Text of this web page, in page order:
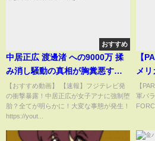
おすすめ
中居正広 渡邊渚 への9000万 揉
み消し騒動の真相が胸糞悪す
ぎ。 過去の被害者が語る壮絶な
内容に視聴者ドン引き…
【おすすめ動画】 【速報】フジテレビ発
の衝撃暴露！中居正広が女子アナに強制堕
胎？全てが明らかに！大変な事態が発生！
https://yout...
【
メ
難員
【
軍パ